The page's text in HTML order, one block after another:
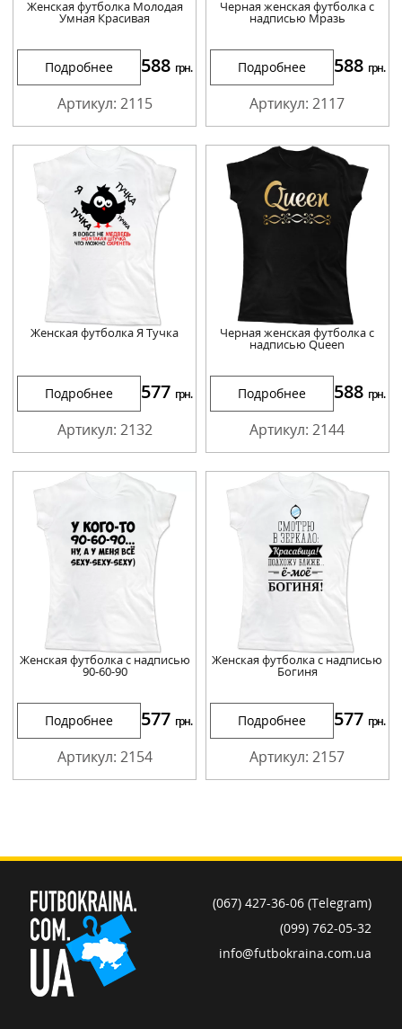
Женская футболка Молодая
Умная Красивая
Подробнее 588 грн.
Артикул: 2115
Черная женская футболка с
надписью Мразь
Подробнее 588 грн.
Артикул: 2117
Женская футболка Я Тучка
Подробнее 577 грн.
Артикул: 2132
Черная женская футболка с
надписью Queen
Подробнее 588 грн.
Артикул: 2144
Женская футболка с надписью
90-60-90
Подробнее 577 грн.
Артикул: 2154
Женская футболка с надписью
Богиня
Подробнее 577 грн.
Артикул: 2157
(067) 427-36-06 (Telegram)
(099) 762-05-32
info@futbokraina.com.ua